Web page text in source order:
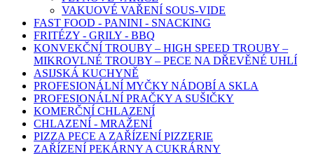
VAKUOVÉ VAŘENÍ SOUS-VIDE
FAST FOOD - PANINI - SNACKING
FRITÉZY - GRILY - BBQ
KONVEKČNÍ TROUBY – HIGH SPEED TROUBY –
MIKROVLNÉ TROUBY – PECE NA DŘEVĚNÉ UHLÍ
ASIJSKÁ KUCHYNĚ
PROFESIONÁLNÍ MYČKY NÁDOBÍ A SKLA
PROFESIONÁLNÍ PRAČKY A SUŠIČKY
KOMERČNÍ CHLAZENÍ
CHLAZENÍ - MRAŽENÍ
PIZZA PECE A ZAŘÍZENÍ PIZZERIE
ZAŘÍZENÍ PEKÁRNY A CUKRÁRNY